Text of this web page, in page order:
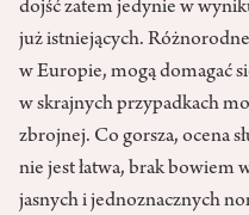
dojść zatem jedynie w
już istniejących.
w Europie, mogą domagać
w skrajnych przypadkach
zbrojnej. Co gorsza, ocena
nie jest łatwa, brak
jasnych i jednoznacznych